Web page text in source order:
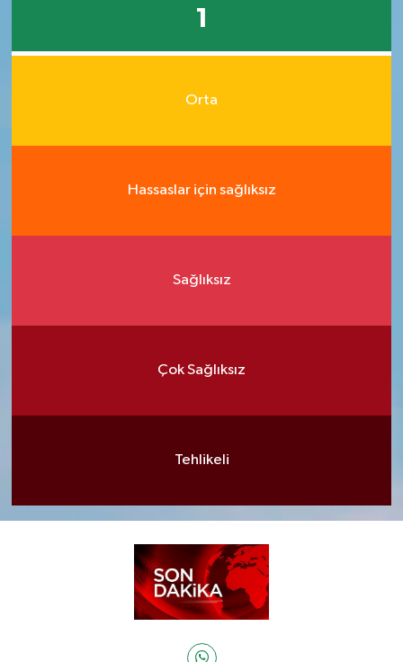
1
Orta
Hassaslar için sağlıksız
Sağlıksız
Çok Sağlıksız
Tehlikeli